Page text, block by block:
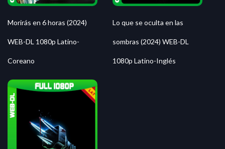
Morirás en 6 horas (2024)
WEB-DL 1080p Latino-
Coreano
Lo que se oculta en las
sombras (2024) WEB-DL
1080p Latino-Inglés